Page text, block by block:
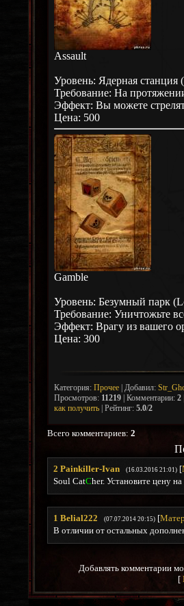
Assault
Уровень: Ядерная станция
Требование: На
Эффект: Вы можете
Цена: 500
Gamble
Уровень: Безумный парк
Требование: Уничтожьте
Эффект: Врагу из вашего
Цена: 300
Категория: Прочее Добавил:
Просмотров: 11219 Комментарии: 2
как получить Рейтинг: 5.0/2
Всего комментариев: 2
2 Painkiller-Ivan (16.03.2016 21:01) [
Soul CatCher. Установите цену
1 Belial222 (07.07.2014 20:15) [
В отличии от остальных
Добавлять комментарии
[